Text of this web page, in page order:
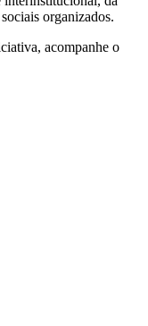
organizados.
acompanhe o